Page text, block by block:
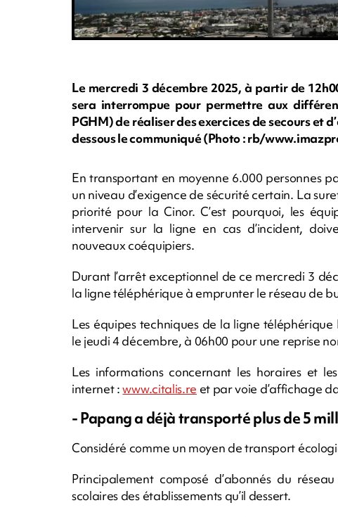
Le mercredi 3 décembre 2025, à partir de
sera interrompue pour permettre aux
PGHM) de réaliser des exercices de secours et
dessous le communiqué (Photo : rb/
En transportant en moyenne 6.000 personnes
un niveau d’exigence de sécurité certain. La
priorité pour la Cinor. C’est pourquoi, les
intervenir sur la ligne en cas d’incident,
nouveaux coéquipiers.
Durant l’arrêt exceptionnel de ce mercredi 3
la ligne téléphérique à emprunter le réseau de
Les équipes techniques de la ligne
le jeudi 4 décembre, à 06h00 pour une reprise
Les informations concernant les horaires et
internet :www.citalis.re et par voie d’affichage
- Papang a déjà transporté plus de 5
Considéré comme un moyen de transport
Principalement composé d’abonnés du
scolaires des établissements qu’il dessert.